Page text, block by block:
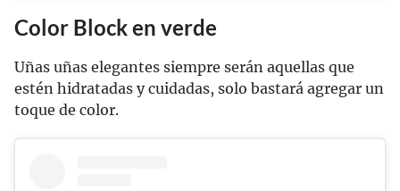
Color Block en verde
Uñas uñas elegantes siempre serán aquellas que
estén hidratadas y cuidadas, solo bastará agregar un
toque de color.